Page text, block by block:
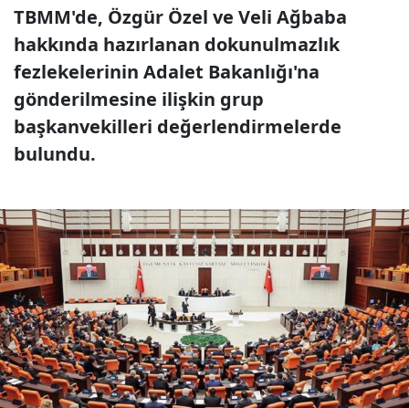
TBMM'de, Özgür Özel ve Veli Ağbaba
hakkında hazırlanan dokunulmazlık
fezlekelerinin Adalet Bakanlığı'na
gönderilmesine ilişkin grup
başkanvekilleri değerlendirmelerde
bulundu.